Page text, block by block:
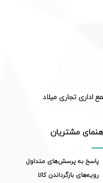
اداری تجاری میلاد
مشتریان
پاسخ به پرسش‌های متداول
رویه‌های بازگرداندن کالا